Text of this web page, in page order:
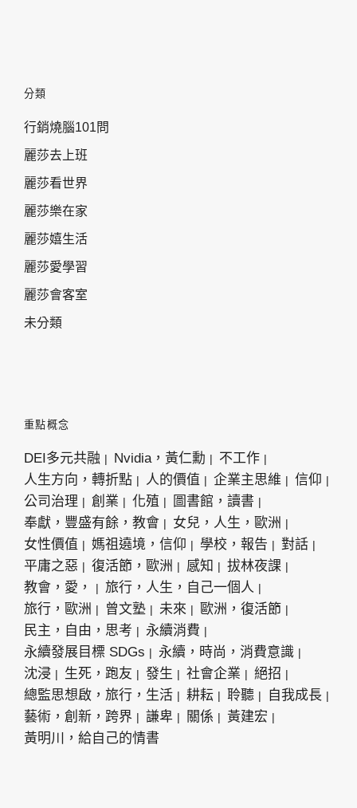
分類
行銷燒腦101問
麗莎去上班
麗莎看世界
麗莎樂在家
麗莎嬉生活
麗莎愛學習
麗莎會客室
未分類
重點概念
DEI多元共融 Nvidia，黃仁勳
不工作
人生方向，轉折點
人的價值 企業主思維
信仰
公司治理
創業 化殖
圖書館，讀書
奉獻，豐盛有餘，教會
女兒，人生，歐洲
女性價值
媽祖遶境，信仰 學校，報告
對話
平庸之惡
復活節，歐洲 感知
拔林夜課
教會，愛，
旅行，人生，自己一個人
旅行，歐洲
曾文塾 未來
歐洲，復活節
民主，自由，思考
永續消費
永續發展目標 SDGs
永續，時尚，消費意識
沈浸
生死，跑友 發生 社會企業
絕招
總監思想啟，旅行，生活
耕耘 聆聽
自我成長
藝術，創新，跨界
謙卑 關係
黃建宏
黃明川，給自己的情書